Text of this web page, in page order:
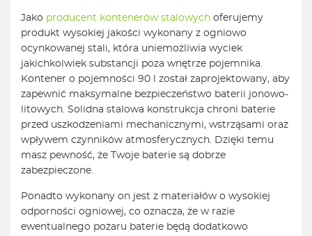
Jako producent kontenerów stalowych oferujemy
produkt wysokiej jakości wykonany z ogniowo
ocynkowanej stali, która uniemożliwia wyciek
jakichkolwiek substancji poza wnętrze pojemnika.
Kontener o pojemności 90 l został zaprojektowany, aby
zapewnić maksymalne bezpieczeństwo baterii jonowo-
litowych. Solidna stalowa konstrukcja chroni baterie
przed uszkodzeniami mechanicznymi, wstrząsami oraz
wpływem czynników atmosferycznych. Dzięki temu
masz pewność, że Twoje baterie są dobrze
zabezpieczone.
Ponadto wykonany on jest z materiałów o wysokiej
odporności ogniowej, co oznacza, że w razie
ewentualnego pożaru baterie będą dodatkowo